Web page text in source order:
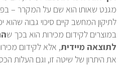
מגנט שאותו הוא שם על המקרר –
לתיקון המחשב קיים סיכוי גבוה
במוצרים לקידום מכירות הוא בכך ש
לתוצאה מיידית, אלא לקידום
את היתרון של שיטה זו, וגם העלות